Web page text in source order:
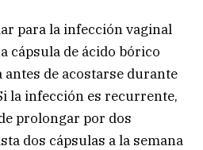
para la infección vaginal
cápsula de ácido bórico
antes de acostarse durante
la infección es recurrente,
prolongar por dos
dos cápsulas a la semana